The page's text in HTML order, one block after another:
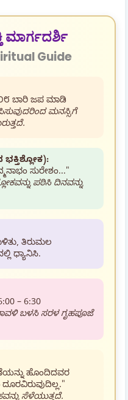
ಮಾರ್ಗದರ್ಶಿ
Guide
ಬಾರಿ ಜಪ ಮಾಡಿ
ಮನಸ್ಸಿಗೆ
ಭಕ್ತಿಶ್ಲೋಕ):
ಸುರೇಶಂ..."
ಪಠಿಸಿ ದಿನವನ್ನು
ತಿರುಮಲ
ಧ್ಯಾನಿಸಿ.
– 6:30
ಬಳಸಿ ಸರಳ ಗೃಹಪೂಜೆ
ಹೊಂದಿದವರ